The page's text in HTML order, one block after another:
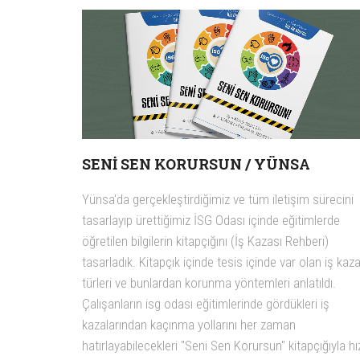
SENI SEN KORURSUN / YÜNSA
Yünsa'da gerçekleştirdiğimiz ve tüm iletişim sürecini
tasarlayıp ürettiğimiz İSG Odası içinde eğitimlerde
öğretilen bilgilerin kitapçığını (İş Kazası Rehberi)
tasarladık. Kitapçık içinde tesis içinde var olan iş
türleri ve bunlardan korunma yöntemleri anlatıldı.
Çalışanların isg odası eğitimlerinde gördükleri iş
kazalarından kaçınma yollarını her zaman
hatırlayabilecekleri "Seni Sen Korursun" kitapçığıyla